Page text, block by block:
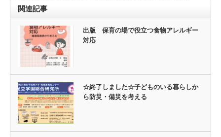
関連記事
出版 保育の場で役立つ食物アレルギー
対応
☆終了しました☆子どものいる暮らしか
ら防災・備災を考える